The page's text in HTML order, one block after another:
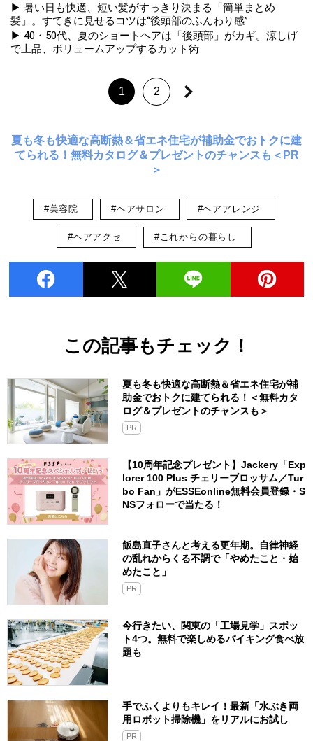
▶ 暑い日も快適、短い髪がすっきり決まる「簡単まとめ
髪」。すてきに見せるコツは“後頭部のふんわり感”
▶ 40・50代、夏のショートヘアは「後頭部」がカギ。涼しげ
で上品、ボリュームアップするカット術
1 2
夏も冬も快適な高断熱＆省エネ住宅が補助金でおトクに建
てられる！無料カタログ＆プレゼントのチャンスも＜PR
＞
#美容院 #ヘアサロン #ヘアアレンジ
#ヘアアクセ #これからの暮らし
この記事もチェック！
夏も冬も快適な高断熱＆省エネ住宅が補
助金でおトクに建てられる！＜無料カタ
ログ＆プレゼントのチャンスも＞
PR
【10周年記念プレゼント】Jackery「Exp
lorer 100 Plus チェリーブロッサム／Tur
bo Fan」がESSEonline無料会員登録・S
NSフォローで当たる！
飯島直子さんと考える更年期。自律神経
の乱れからくる不調で「やめたこと・始
めたこと」
PR
今行きたい、関東の「工場見学」スポッ
ト4つ。無料で楽しめるバイキング食べ放
題も
手でふくよりもキレイ！最新「水ぶき両
用ロボット掃除機」をリアルにお試し
PR